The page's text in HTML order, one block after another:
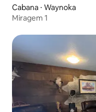
Cabana ⋅ Waynoka
Miragem 1